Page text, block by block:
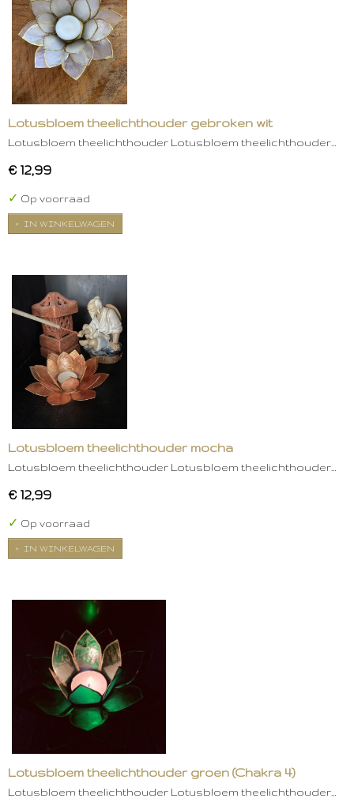
Lotusbloem theelichthouder gebroken wit
Lotusbloem theelichthouder Lotusbloem theelichthouder…
€ 12,99
✓ Op voorraad
IN WINKELWAGEN
Lotusbloem theelichthouder mocha
Lotusbloem theelichthouder Lotusbloem theelichthouder…
€ 12,99
✓ Op voorraad
IN WINKELWAGEN
Lotusbloem theelichthouder groen (Chakra 4)
Lotusbloem theelichthouder Lotusbloem theelichthouder…